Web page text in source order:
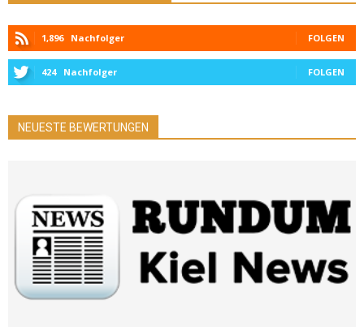
1,896 Nachfolger FOLGEN
424 Nachfolger FOLGEN
NEUESTE BEWERTUNGEN